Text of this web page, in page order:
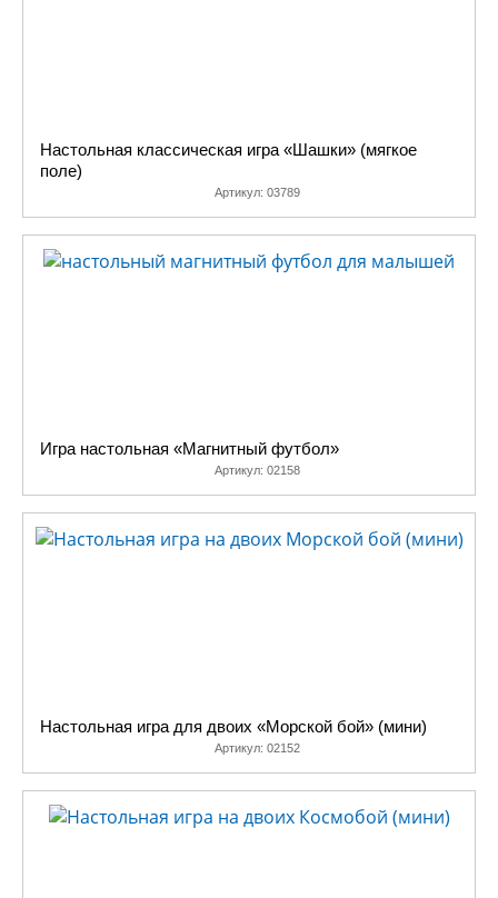
Настольная классическая игра «Шашки» (мягкое
поле)
Артикул: 03789
Игра настольная «Магнитный футбол»
Артикул: 02158
Настольная игра для двоих «Морской бой» (мини)
Артикул: 02152